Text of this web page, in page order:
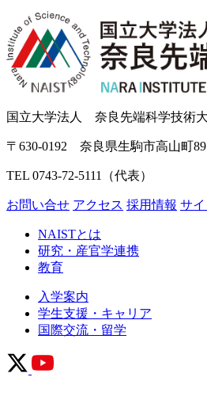
国立大学法人 奈良先端科学技術
〒630-0192 奈良県生駒市高山町
TEL 0743-72-5111（代表）
お問い合せ アクセス 採用情報 サ
NAISTとは
研究・産官学連携
教育
入学案内
学生支援・キャリア
国際交流・留学